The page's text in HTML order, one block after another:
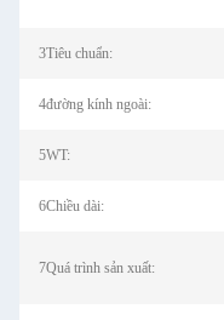
3Tiêu chuẩn:
4đường kính ngoài:
5WT:
6Chiều dài:
7Quá trình sản xuất: